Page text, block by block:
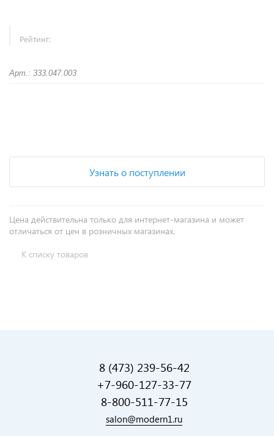
Рейтинг:
Арт.: 333.047.003
Узнать о поступлении
Цена действительна только для интернет-магазина и может
отличаться от цен в розничных магазинах.
К списку товаров
8 (473) 239-56-42
+7-960-127-33-77
8-800-511-77-15
salon@modern1.ru